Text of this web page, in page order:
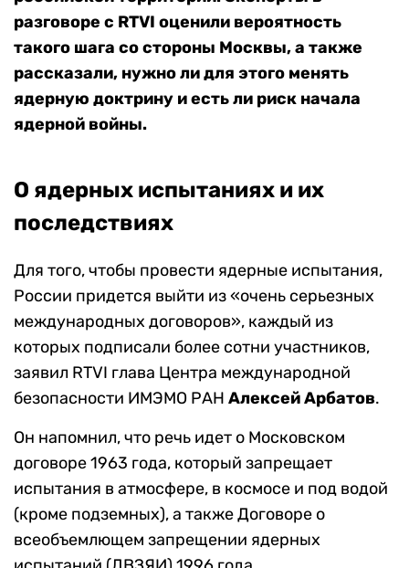
разговоре с RTVI оценили вероятность
такого шага со стороны Москвы, а также
рассказали, нужно ли для этого менять
ядерную доктрину и есть ли риск начала
ядерной войны.
О ядерных испытаниях и их
последствиях
Для того, чтобы провести ядерные испытания,
России придется выйти из «очень серьезных
международных договоров», каждый из
которых подписали более сотни участников,
заявил RTVI глава Центра международной
безопасности ИМЭМО РАН Алексей Арбатов.
Он напомнил, что речь идет о Московском
договоре 1963 года, который запрещает
испытания в атмосфере, в космосе и под водой
(кроме подземных), а также Договоре о
всеобъемлющем запрещении ядерных